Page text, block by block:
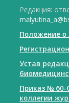
Редакция:
Положение о
Устав
Приказ № 60-
коллегии